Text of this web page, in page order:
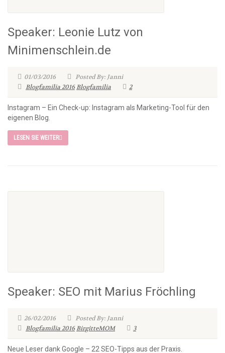
Speaker: Leonie Lutz von
Minimenschlein.de
01/03/2016
Posted By: Janni
Blogfamilia 2016Blogfamilia 2
Instagram – Ein Check-up: Instagram als Marketing-Tool für den
eigenen Blog.
LESEN SIE WEITER
Speaker: SEO mit Marius Fröchling
26/02/2016
Posted By: Janni
Blogfamilia 2016BirgitteMOM 3
Neue Leser dank Google – 22 SEO-Tipps aus der Praxis.